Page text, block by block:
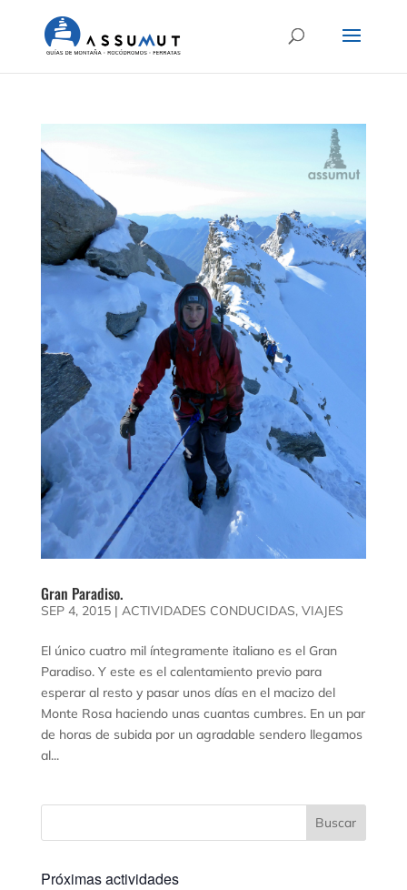
Gran Paradiso.
SEP 4, 2015| ACTIVIDADES CONDUCIDAS, VIAJES
El único cuatro mil íntegramente italiano es el Gran
Paradiso. Y este es el calentamiento previo para
esperar al resto y pasar unos días en el macizo del
Monte Rosa haciendo unas cuantas cumbres. En un par
de horas de subida por un agradable sendero llegamos
al...
Próximas actividades